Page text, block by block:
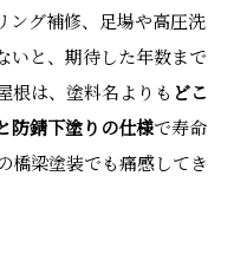
ング補修、足場や高圧洗
いと、期待した年数まで
根は、塗料名よりも どこ
防錆下塗りの仕様で寿命
橋梁塗装でも痛感してき